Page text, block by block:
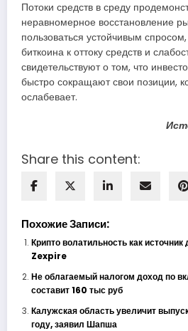
Потоки средств в среду
неравномерное восстановление
пользоваться устойчивым
биткоина к оттоку средств и
свидетельствуют о том, что
быстро сокращают свои позиции,
ослабевает.
Share this content:
Похожие Записи:
Крипто волатильность как
Zexpire
Не облагаемый налогом доход по
составит 160 тыс руб
Калужская область увеличит
году, заявил Шапша